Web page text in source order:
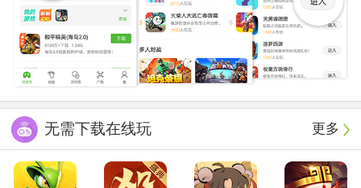
更多
无需下载在线玩